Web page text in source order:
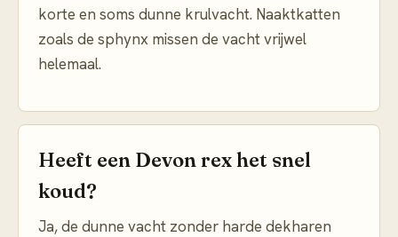
korte en soms dunne krulvacht. Naaktkatten
zoals de sphynx missen de vacht vrijwel
helemaal.
Heeft een Devon rex het snel
koud?
Ja, de dunne vacht zonder harde dekharen